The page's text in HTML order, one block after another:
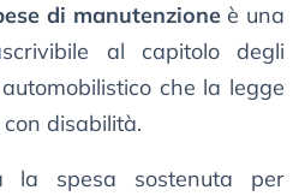
di manutenzioneè una
al capitolo degli
che la legge
disabilità.
la spesa sostenuta per